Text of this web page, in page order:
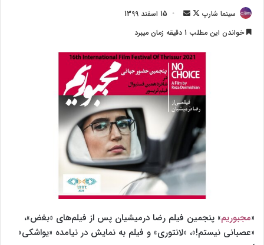
سینما شارپ
F
l
o
w
o
n
ا
ل
ا
ی
م
15 اسفند 1399
خواندن این مطلب 1 دقیقه زمان میبرد
«مجبوریم» پنجمین فیلم رضا درمیشیان پس از فیلم‌های «بغض»،
«عصبانی نیستم!»، «لانتوری» و فیلم به نمایش در نیامده «یواشکی»